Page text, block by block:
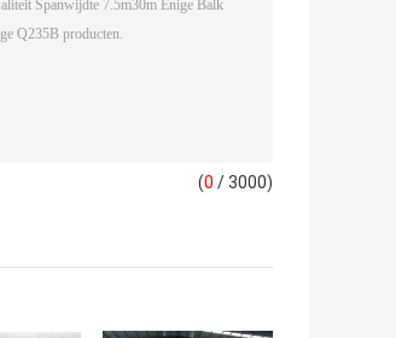
(0 / 3000)